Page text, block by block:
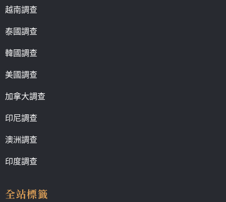
越南調查
泰國調查
韓國調查
美國調查
加拿大調查
印尼調查
澳洲調查
印度調查
全站標籤